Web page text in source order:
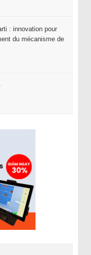
: innovation pour
du mécanisme de